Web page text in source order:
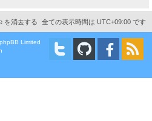
全ての表示時間は UTC+09:00 です
を消去する
Limited